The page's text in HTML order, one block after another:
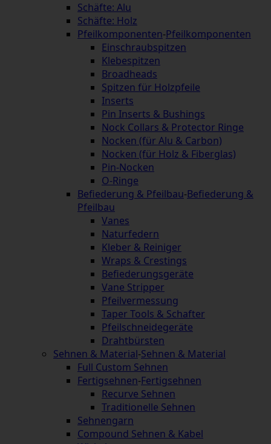
Schäfte: Alu
Schäfte: Holz
Pfeilkomponenten-Pfeilkomponenten
Einschraubspitzen
Klebespitzen
Broadheads
Spitzen für Holzpfeile
Inserts
Pin Inserts & Bushings
Nock Collars & Protector Ringe
Nocken (für Alu & Carbon)
Nocken (für Holz & Fiberglas)
Pin-Nocken
O-Ringe
Befiederung & Pfeilbau-Befiederung &
Pfeilbau
Vanes
Naturfedern
Kleber & Reiniger
Wraps & Crestings
Befiederungsgeräte
Vane Stripper
Pfeilvermessung
Taper Tools & Schafter
Pfeilschneidegeräte
Drahtbürsten
Sehnen & Material-Sehnen & Material
Full Custom Sehnen
Fertigsehnen-Fertigsehnen
Recurve Sehnen
Traditionelle Sehnen
Sehnengarn
Compound Sehnen & Kabel